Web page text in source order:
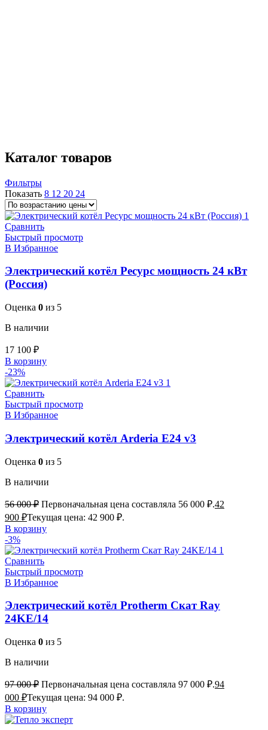
Каталог товаров
Фильтры
Показать 8 12 20 24
Сравнить
Быстрый просмотр
В Избранное
Электрический котёл Ресурс мощность 24 кВт
(Россия)
Оценка 0 из 5
В наличии
17 100 ₽
В корзину
-23%
Сравнить
Быстрый просмотр
В Избранное
Электрический котёл Arderia E24 v3
Оценка 0 из 5
В наличии
56 000₽ Первоначальная цена составляла 56 000 ₽.42
900 ₽Текущая цена: 42 900 ₽.
В корзину
-3%
Сравнить
Быстрый просмотр
В Избранное
Электрический котёл Protherm Скат Ray
24KE/14
Оценка 0 из 5
В наличии
97 000₽ Первоначальная цена составляла 97 000 ₽.94
000 ₽Текущая цена: 94 000 ₽.
В корзину